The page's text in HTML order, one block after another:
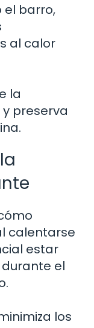
el barro,
al calor
la
preserva
calentarse
estar
el
los